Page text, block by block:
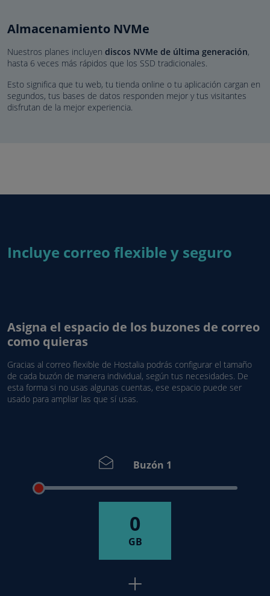
Almacenamiento NVMe
Nuestros planes incluyen discos NVMe de última generación,
hasta 6 veces más rápidos que los SSD tradicionales.
Esto significa que tu web, tu tienda online o tu aplicación cargan en
segundos, tus bases de datos responden mejor y tus visitantes
disfrutan de la mejor experiencia.
Incluye correo flexible y seguro
Asigna el espacio de los buzones de correo
como quieras
Gracias al correo flexible de Hostalia podrás configurar el tamaño
de cada buzón de manera individual, según tus necesidades. De
esta forma si no usas algunas cuentas, ese espacio puede ser
usado para ampliar las que sí usas.
Buzón 1
0
GB